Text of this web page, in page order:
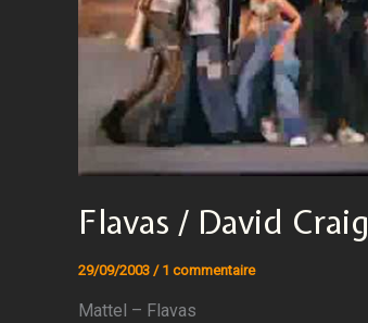
Flavas / David Craig
29/09/2003 / 1 commentaire
Mattel – Flavas